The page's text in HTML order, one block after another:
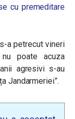
cu premeditare
a petrecut vineri
poate acuza
agresivi s-au
Jandarmeriei”.